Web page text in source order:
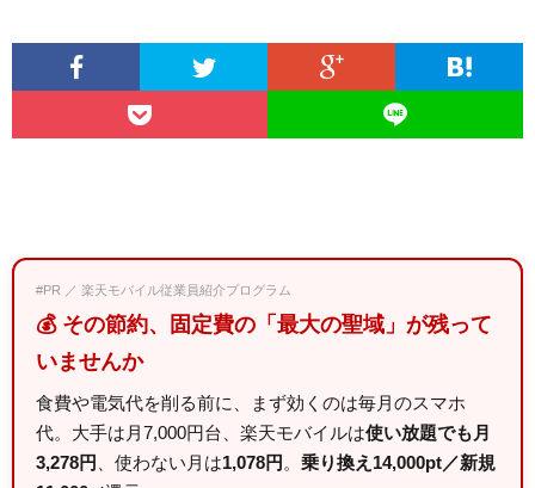
#PR ／ 楽天モバイル従業員紹介プログラム
💰 その節約、固定費の「最大の聖域」が残って
いませんか
食費や電気代を削る前に、まず効くのは毎月のスマホ
代。大手は月7,000円台、楽天モバイルは使い放題でも月
3,278円
、使わない月は1,078円 。 乗り換え14,000pt／新規